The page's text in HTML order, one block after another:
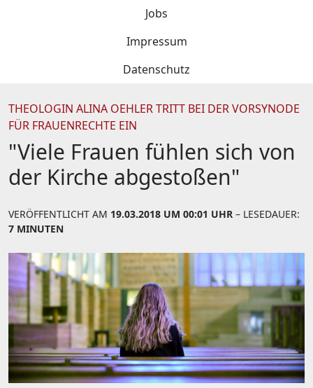
Jobs
Impressum
Datenschutz
THEOLOGIN ALINA OEHLER TRITT BEI DER VORSYNODE
FÜR FRAUENRECHTE EIN
"Viele Frauen fühlen sich von
der Kirche abgestoßen"
VERÖFFENTLICHT AM 19.03.2018 UM 00:01 UHR – LESEDAUER:
7 MINUTEN